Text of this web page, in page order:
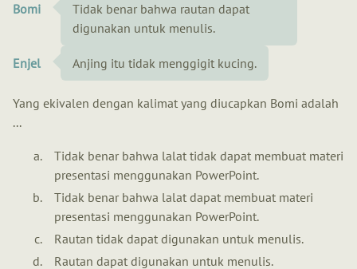
Bomi
Tidak benar bahwa rautan dapat
digunakan untuk menulis.
Enjel Anjing itu tidak menggigit kucing.
Yang ekivalen dengan kalimat yang diucapkan Bomi adalah
...
Tidak benar bahwa lalat tidak dapat membuat materi
presentasi menggunakan PowerPoint.
Tidak benar bahwa lalat dapat membuat materi
presentasi menggunakan PowerPoint.
Rautan tidak dapat digunakan untuk menulis.
Rautan dapat digunakan untuk menulis.